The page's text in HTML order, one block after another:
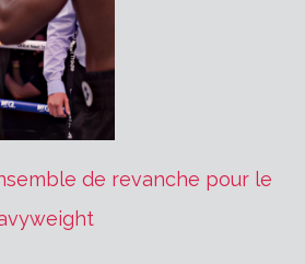
de revanche pour le